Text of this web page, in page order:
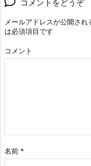
コメントをどうぞ
メールアドレスが公開され
は必須項目です
コメント
名前 *